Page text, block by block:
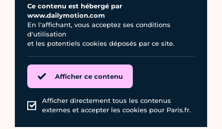
Ce contenu est hébergé par
www.dailymotion.com
En l'affichant, vous acceptez ses conditions
d'utilisation
et les potentiels cookies déposés par ce site.
Afficher ce contenu
Afficher directement tous les contenus
externes et accepter les cookies pour Paris.fr.